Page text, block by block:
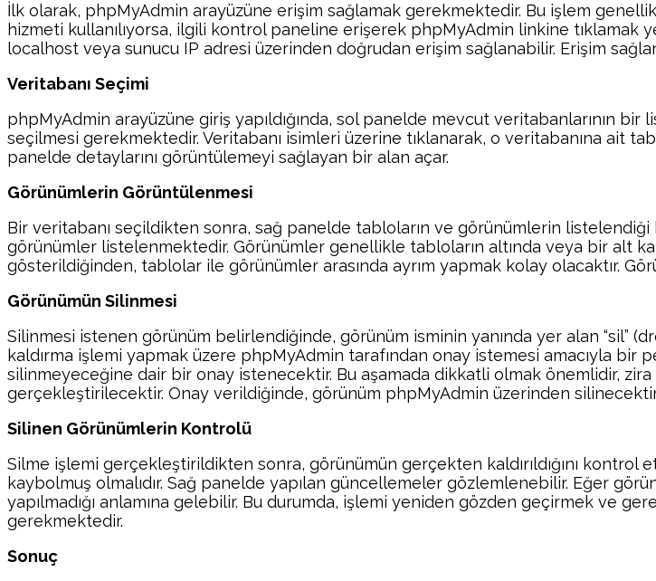
İlk olarak, phpMyAdmin arayüzüne erişim sağlamak gerekmektedir. Bu işlem
hizmeti kullanılıyorsa, ilgili kontrol paneline erişerek phpMyAdmin linkine tıklamak
localhost veya sunucu IP adresi üzerinden doğrudan erişim sağlanabilir. Erişim
Veritabanı Seçimi
phpMyAdmin arayüzüne giriş yapıldığında, sol panelde mevcut veritabanlarının
seçilmesi gerekmektedir. Veritabanı isimleri üzerine tıklanarak, o veritabanına ait
panelde detaylarını görüntülemeyi sağlayan bir alan açar.
Görünümlerin Görüntülenmesi
Bir veritabanı seçildikten sonra, sağ panelde tabloların ve görünümlerin listelendiği
görünümler listelenmektedir. Görünümler genellikle tabloların altında veya bir alt
gösterildiğinden, tablolar ile görünümler arasında ayrım yapmak kolay olacaktır.
Görünümün Silinmesi
Silinmesi istenen görünüm belirlendiğinde, görünüm isminin yanında yer alan “sil”
kaldırma işlemi yapmak üzere phpMyAdmin tarafından onay istemesi amacıyla bir
silinmeyeceğine dair bir onay istenecektir. Bu aşamada dikkatli olmak önemlidir,
gerçekleştirilecektir. Onay verildiğinde, görünüm phpMyAdmin üzerinden
Silinen Görünümlerin Kontrolü
Silme işlemi gerçekleştirildikten sonra, görünümün gerçekten kaldırıldığını kontrol
kaybolmuş olmalıdır. Sağ panelde yapılan güncellemeler gözlemlenebilir. Eğer
yapılmadığı anlamına gelebilir. Bu durumda, işlemi yeniden gözden geçirmek ve
gerekmektedir.
Sonuç